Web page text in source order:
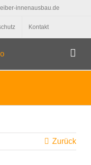
innenausbau.de
Kontakt
Zurück